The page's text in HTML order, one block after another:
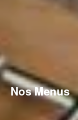
Nos Menus